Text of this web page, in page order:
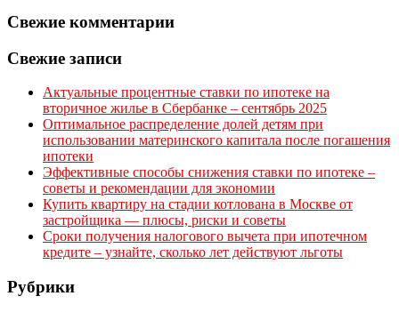
Свежие комментарии
Свежие записи
Актуальные процентные ставки по ипотеке на
вторичное жилье в Сбербанке – сентябрь 2025
Оптимальное распределение долей детям при
использовании материнского капитала после погашения
ипотеки
Эффективные способы снижения ставки по ипотеке –
советы и рекомендации для экономии
Купить квартиру на стадии котлована в Москве от
застройщика — плюсы, риски и советы
Сроки получения налогового вычета при ипотечном
кредите – узнайте, сколько лет действуют льготы
Рубрики